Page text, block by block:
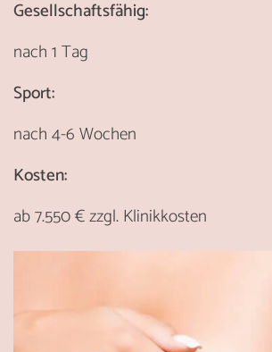
Gesellschaftsfähig:
nach 1 Tag
Sport:
nach 4-6 Wochen
Kosten:
ab 7.550 € zzgl. Klinikkosten